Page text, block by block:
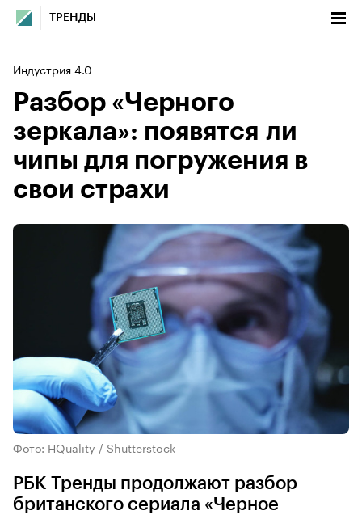
ТРЕНДЫ
Индустрия 4.0
Разбор «Черного
зеркала»: появятся ли
чипы для погружения в
свои страхи
Фото: HQuality / Shutterstock
РБК Тренды продолжают разбор
британского сериала «Черное